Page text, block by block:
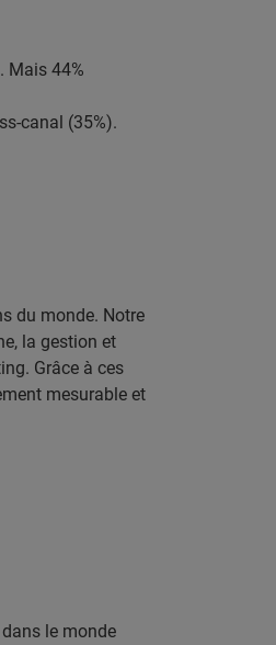
Mais 44%
canal (35%).
du monde. Notre
la gestion et
Grâce à ces
mesurable et
le monde